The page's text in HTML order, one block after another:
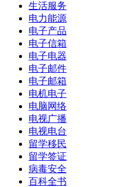
生活服务
电力能源
电子产品
电子信箱
电子电器
电子邮件
电子邮箱
电机电子
电脑网络
电视广播
电视电台
留学移民
留学签证
病毒安全
百科全书